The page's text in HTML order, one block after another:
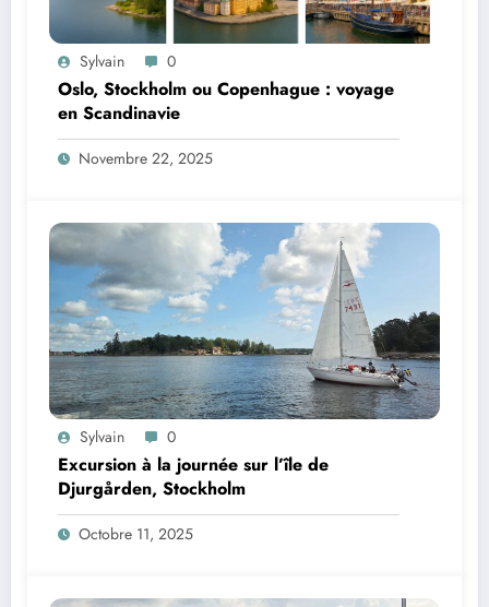
Sylvain 0
Oslo, Stockholm ou Copenhague : voyage
en Scandinavie
Novembre 22, 2025
Sylvain 0
Excursion à la journée sur l’île de
Djurgården, Stockholm
Octobre 11, 2025